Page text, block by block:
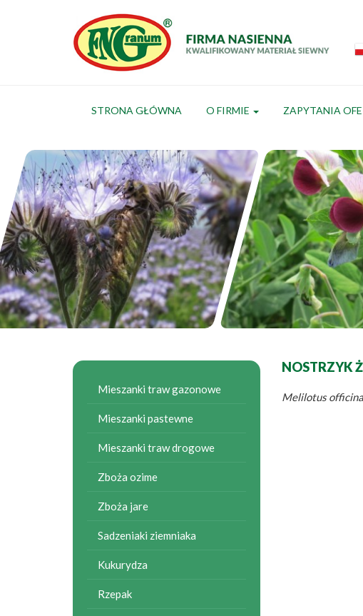
STRONA GŁÓWNA O FIRMIE ZAPYTANIA
Mieszanki traw gazonowe
Mieszanki pastewne
Mieszanki traw drogowe
Zboża ozime
Zboża jare
Sadzeniaki ziemniaka
Kukurydza
Rzepak
NOSTRZYK
Melilotus